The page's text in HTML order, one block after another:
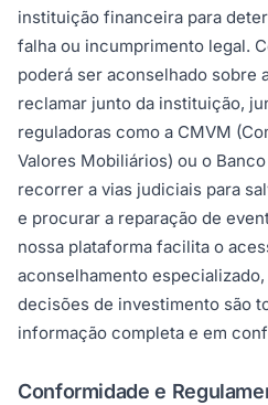
instituição financeira para
falha ou incumprimento legal.
poderá ser aconselhado sobre
reclamar junto da instituição,
reguladoras como a CMVM
Valores Mobiliários) ou o
recorrer a vias judiciais para
e procurar a reparação de
nossa plataforma facilita o
aconselhamento
decisões de investimento são
informação completa e em
Conformidade e